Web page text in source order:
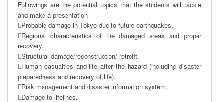
Followings are the potential topics that the students will tackle
and make a presentation
Probable damage in Tokyo due to future earthquakes,
Regional characteristics of the damaged areas and proper
recovery,
Structural damage/reconstruction/ retrofit,
Human casualties and life after the hazard (including disaster
preparedness and recovery of life),
Risk management and disaster information system,
Damage to lifelines,